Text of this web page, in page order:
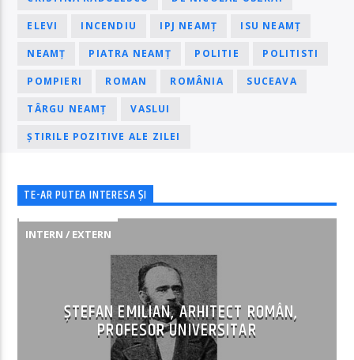
ELEVI INCENDIU IPJ NEAMȚ ISU NEAMȚ
NEAMȚ PIATRA NEAMȚ POLITIE POLITISTI
POMPIERI ROMAN ROMÂNIA SUCEAVA
TÂRGU NEAMȚ VASLUI
ȘTIRILE POZITIVE ALE ZILEI
TE-AR PUTEA INTERESA ȘI
INTERN / EXTERN
ȘTEFAN EMILIAN, ARHITECT ROMÂN,
PROFESOR UNIVERSITAR